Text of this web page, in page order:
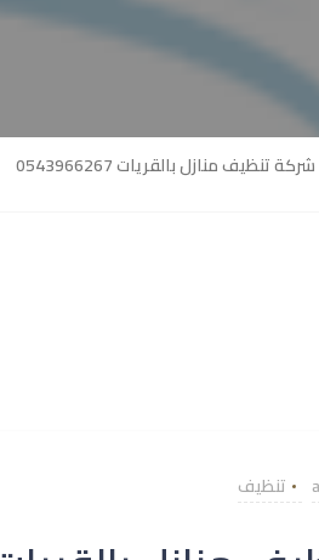
شركة تنظيف منازل بالقريات 0543966267
تنظيف